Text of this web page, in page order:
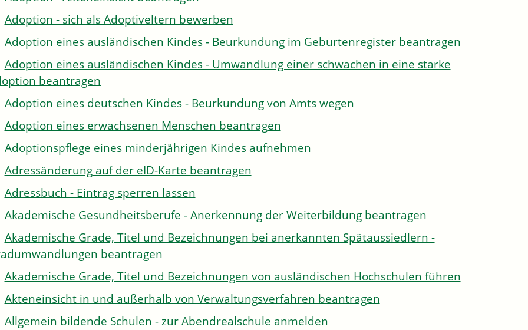
Adoption - sich als Adoptiveltern bewerben
Adoption eines ausländischen Kindes - Beurkundung im Geburtenregister beantragen
Adoption eines ausländischen Kindes - Umwandlung einer schwachen in eine starke
beantragen
Adoption eines deutschen Kindes - Beurkundung von Amts wegen
Adoption eines erwachsenen Menschen beantragen
Adoptionspflege eines minderjährigen Kindes aufnehmen
Adressänderung auf der eID-Karte beantragen
Adressbuch - Eintrag sperren lassen
Akademische Gesundheitsberufe - Anerkennung der Weiterbildung beantragen
Akademische Grade, Titel und Bezeichnungen bei anerkannten Spätaussiedlern -
beantragen
Akademische Grade, Titel und Bezeichnungen von ausländischen Hochschulen führen
Akteneinsicht in und außerhalb von Verwaltungsverfahren beantragen
Allgemein bildende Schulen - zur Abendrealschule anmelden